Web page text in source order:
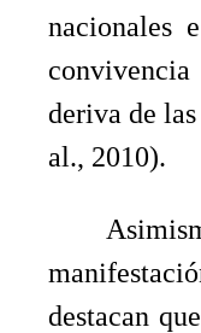
nacionales
deriva de
al., 2010).
destacan